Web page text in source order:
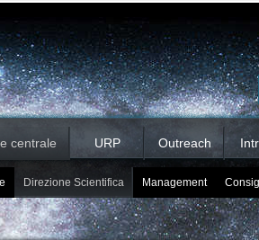
Ricerca
centrale URP Outreach
Direzione Scientifica Management